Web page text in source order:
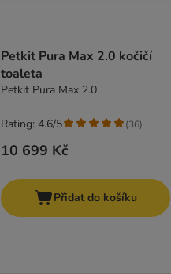
Petkit Pura Max 2.0 kočičí
toaleta
Petkit Pura Max 2.0
10 699 Kč
Rating: 4.6/5 (36)
Přidat do košíku